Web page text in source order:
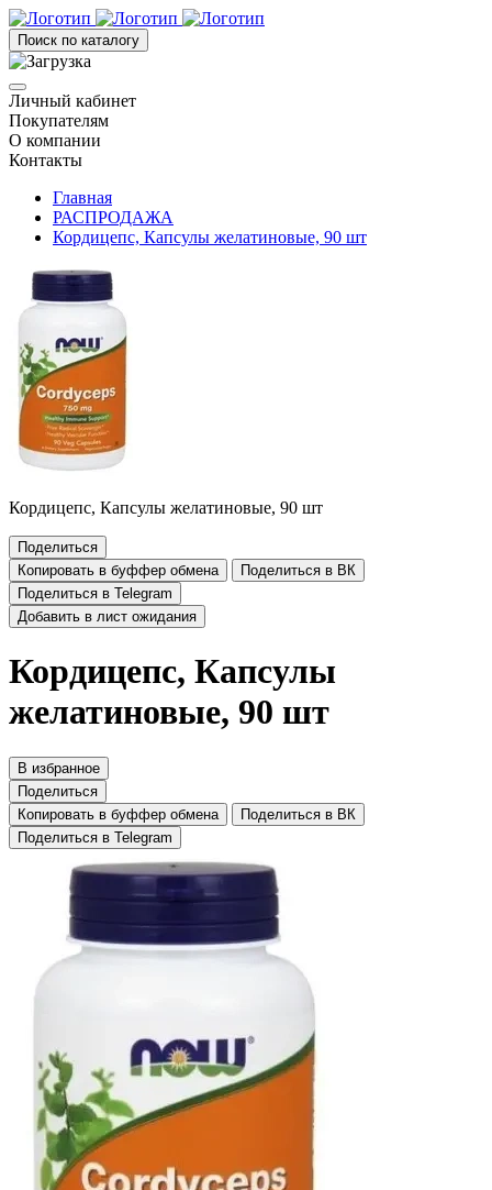
Поиск по каталогу
Личный кабинет
Покупателям
О компании
Контакты
Главная
РАСПРОДАЖА
Кордицепс, Капсулы желатиновые, 90 шт
Кордицепс, Капсулы желатиновые, 90 шт
Поделиться
Копировать в буффер обмена
Поделиться в ВК
Поделиться в Telegram
Добавить в лист ожидания
Кордицепс, Капсулы
желатиновые, 90 шт
В избранное
Поделиться
Копировать в буффер обмена
Поделиться в ВК
Поделиться в Telegram